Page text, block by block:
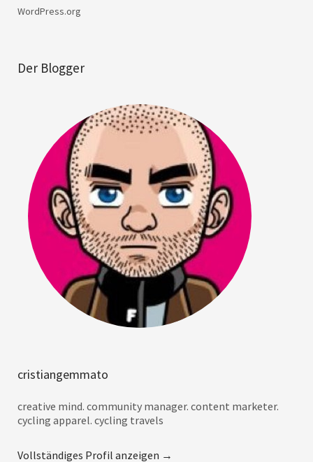
WordPress.org
Der Blogger
cristiangemmato
creative mind. community manager. content marketer.
cycling apparel. cycling travels
Vollständiges Profil anzeigen →